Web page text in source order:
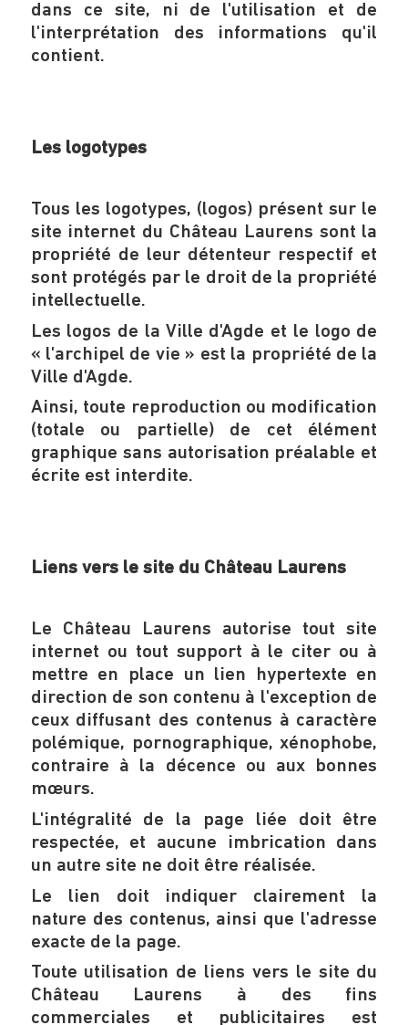
dans ce site, ni de l'utilisation et de
l'interprétation des informations qu'il
contient.
Les logotypes
Tous les logotypes, (logos) présent sur le
site internet du Château Laurens sont la
propriété de leur détenteur respectif et
sont protégés par le droit de la propriété
intellectuelle.
Les logos de la Ville d'Agde et le logo de
« l'archipel de vie » est la propriété de la
Ville d'Agde.
Ainsi, toute reproduction ou modification
(totale ou partielle) de cet élément
graphique sans autorisation préalable et
écrite est interdite.
Liens vers le site du Château Laurens
Le Château Laurens autorise tout site
internet ou tout support à le citer ou à
mettre en place un lien hypertexte en
direction de son contenu à l'exception de
ceux diffusant des contenus à caractère
polémique, pornographique, xénophobe,
contraire à la décence ou aux bonnes
mœurs.
L'intégralité de la page liée doit être
respectée, et aucune imbrication dans
un autre site ne doit être réalisée.
Le lien doit indiquer clairement la
nature des contenus, ainsi que l'adresse
exacte de la page.
Toute utilisation de liens vers le site du
Château Laurens à des fins
commerciales et publicitaires est